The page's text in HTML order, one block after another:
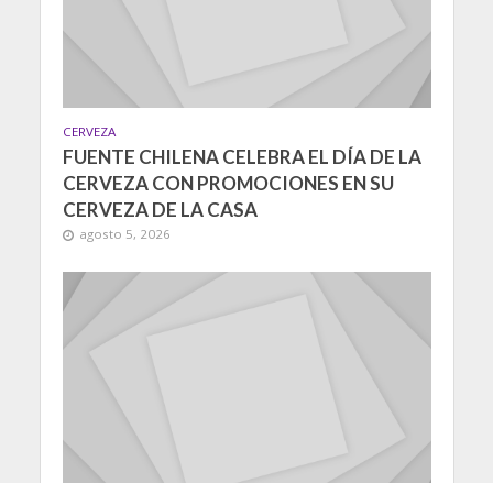
CERVEZA
FUENTE CHILENA CELEBRA EL DÍA DE LA
CERVEZA CON PROMOCIONES EN SU
CERVEZA DE LA CASA
agosto 5, 2026